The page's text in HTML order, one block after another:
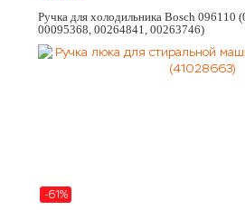
Ручка для холодильника Bosch 096110
00095368, 00264841, 00263746)
-61%